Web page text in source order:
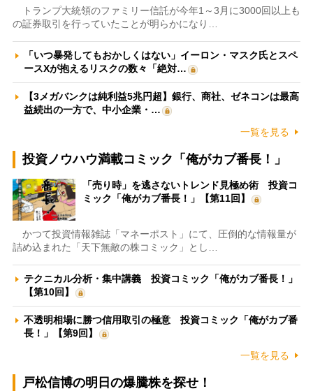
トランプ大統領のファミリー信託が今年1～3月に3000回以上も
の証券取引を行っていたことが明らかになり…
「いつ暴発してもおかしくはない」イーロン・マスク氏とスペ
ースXが抱えるリスクの数々「絶対…
【3メガバンクは純利益5兆円超】銀行、商社、ゼネコンは最高
益続出の一方で、中小企業・…
一覧を見る
投資ノウハウ満載コミック「俺がカブ番長！」
「売り時」を逃さないトレンド見極め術 投資コ
ミック「俺がカブ番長！」【第11回】
かつて投資情報雑誌「マネーポスト」にて、圧倒的な情報量が
詰め込まれた「天下無敵の株コミック」とし…
テクニカル分析・集中講義 投資コミック「俺がカブ番長！」
【第10回】
不透明相場に勝つ信用取引の極意 投資コミック「俺がカブ番
長！」【第9回】
一覧を見る
戸松信博の明日の爆騰株を探せ！